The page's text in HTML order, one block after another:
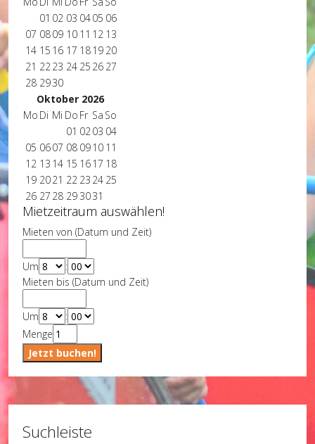
01 02 03 0405 06
07 0809 10 11 12 13
14 15 16 17 1819 20
21 22 23 24 25 26 27
28 2930
Oktober 2026
Mo Di Mi Do Fr Sa So
01 02 03 04
05 0607 08 0910 11
12 13 14 15 1617 18
19 2021 22 23 24 25
26 27 28 29 3031
Mietzeitraum auswählen!
Mieten von (Datum und Zeit)
Um
:
Mieten bis (Datum und Zeit)
Um
:
Menge
Suchleiste